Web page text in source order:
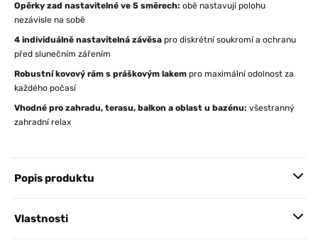
Opěrky zad nastavitelné ve 5 směrech: obě nastavují polohu
nezávisle na sobě
4 individuálně nastavitelná závěsa pro diskrétní soukromí a ochranu
před slunečním zářením
Robustní kovový rám s práškovým lakem pro maximální odolnost za
každého počasí
Vhodné pro zahradu, terasu, balkon a oblast u bazénu: všestranný
zahradní relax
Popis produktu
Vlastnosti